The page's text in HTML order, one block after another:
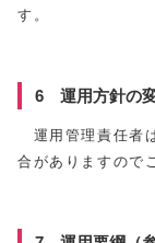
す。
6 運用方針の
運用管理責任者
合がありますので